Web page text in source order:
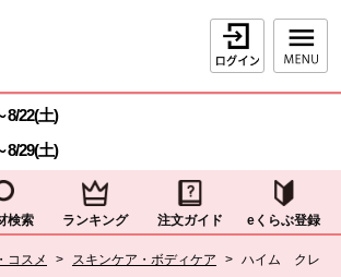
ログイン
メニューです。
をスキップする
8/22(土)
8/29(土)
検索 ランキング 注文ガイド eくらぶ登録
コスメ > スキンケア・ボディケア > ハイム クレ